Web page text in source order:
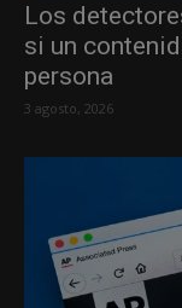
Los
si un
persona
3 agosto, 2026